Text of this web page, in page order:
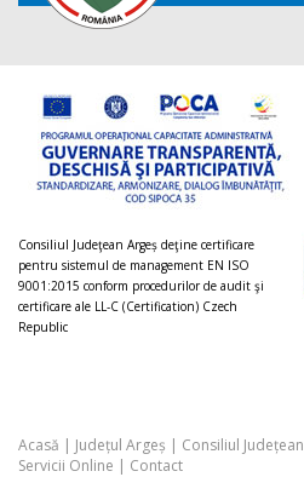
Consiliul Judeţean Argeș deţine certificare
pentru sistemul de management EN ISO
9001:2015 conform procedurilor de audit şi
certificare ale LL-C (Certification) Czech
Republic
Acasă | Județul Argeș | Consiliul Județean
Servicii Online | Contact